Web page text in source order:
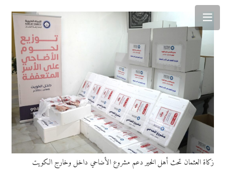
زكاة العثمان تحث أهل الخير دعم مشروع الأضاحي داخل وخارج الكويت